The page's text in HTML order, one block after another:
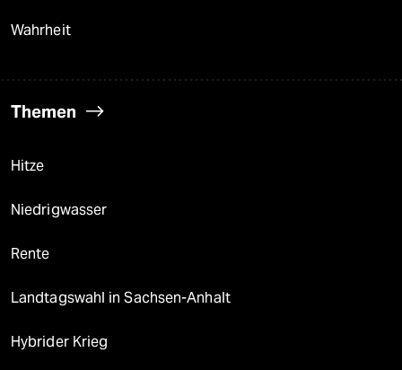
Wahrheit
Themen
Hitze
Niedrigwasser
Rente
Landtagswahl in Sachsen-Anhalt
Hybrider Krieg